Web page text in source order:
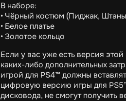
В наборе:
• Чёрный костюм (Пиджак,
• Белое платье
• Золотое кольцо
Если у вас уже есть версия
каких-либо дополнительных
игрой для PS4™ должны
цифровую версию игры для
дисковода, не смогут получить